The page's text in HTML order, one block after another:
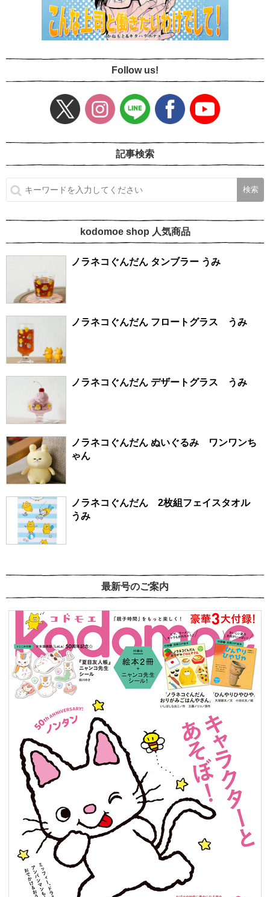
Follow us!
記事検索
kodomoe shop 人気商品
ノラネコぐんだん タンブラー うみ
ノラネコぐんだん フロートグラス うみ
ノラネコぐんだん デザートグラス うみ
ノラネコぐんだん ぬいぐるみ ワンワンち
ゃん
ノラネコぐんだん 2枚組フェイスタオル
うみ
最新号のご案内